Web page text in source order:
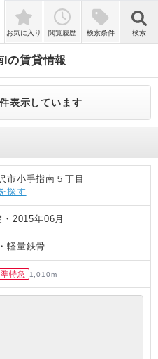
検索
お気に入り 閲覧履歴 検索条件 検索
Iの賃貸情報
件表示しています
市小手指南５丁目
探す
・ 2015年06月
・軽量鉄骨
準特急 1,010m